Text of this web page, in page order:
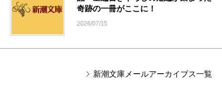
奇跡の一冊がここに！
2026/07/15
新潮文庫メールアーカイブス一覧